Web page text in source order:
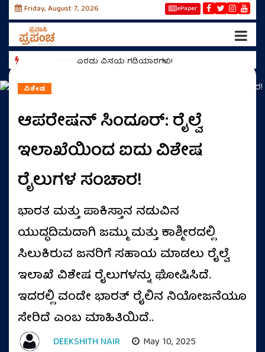
Friday, August 7, 2026 ePaper
ಎರಡು ವಿಸ್ಮಯ ಗಡಿಯಾರಗಳು!
ಓಸಾಕಾದಲ್ಲಿ ಪೇಚಾಟದ ಪ್ರಸಂಗ
ವಿಶೇಷ
ಆಪರೇಷನ್ ಸಿಂದೂರ್: ರೈಲ್ವೆ
ಇಲಾಖೆಯಿಂದ ಐದು ವಿಶೇಷ
ರೈಲುಗಳ ಸಂಚಾರ!
ಭಾರತ ಮತ್ತು ಪಾಕಿಸ್ತಾನ ನಡುವಿನ
ಯುದ್ಧದಿಮದಾಗಿ ಜಮ್ಮು ಮತ್ತು ಕಾಶ್ಮೀರದಲ್ಲಿ
ಸಿಲುಕಿರುವ ಜನರಿಗೆ ಸಹಾಯ ಮಾಡಲು ರೈಲ್ವೆ
ಇಲಾಖೆ ವಿಶೇಷ ರೈಲುಗಳನ್ನು ಘೋಷಿಸಿದೆ.
ಇದರಲ್ಲಿ ವಂದೇ ಭಾರತ್ ರೈಲಿನ ನಿಯೋಜನೆಯೂ
ಸೇರಿದೆ ಎಂಬ ಮಾಹಿತಿಯಿದೆ..
DEEKSHITH NAIR
May 10, 2025